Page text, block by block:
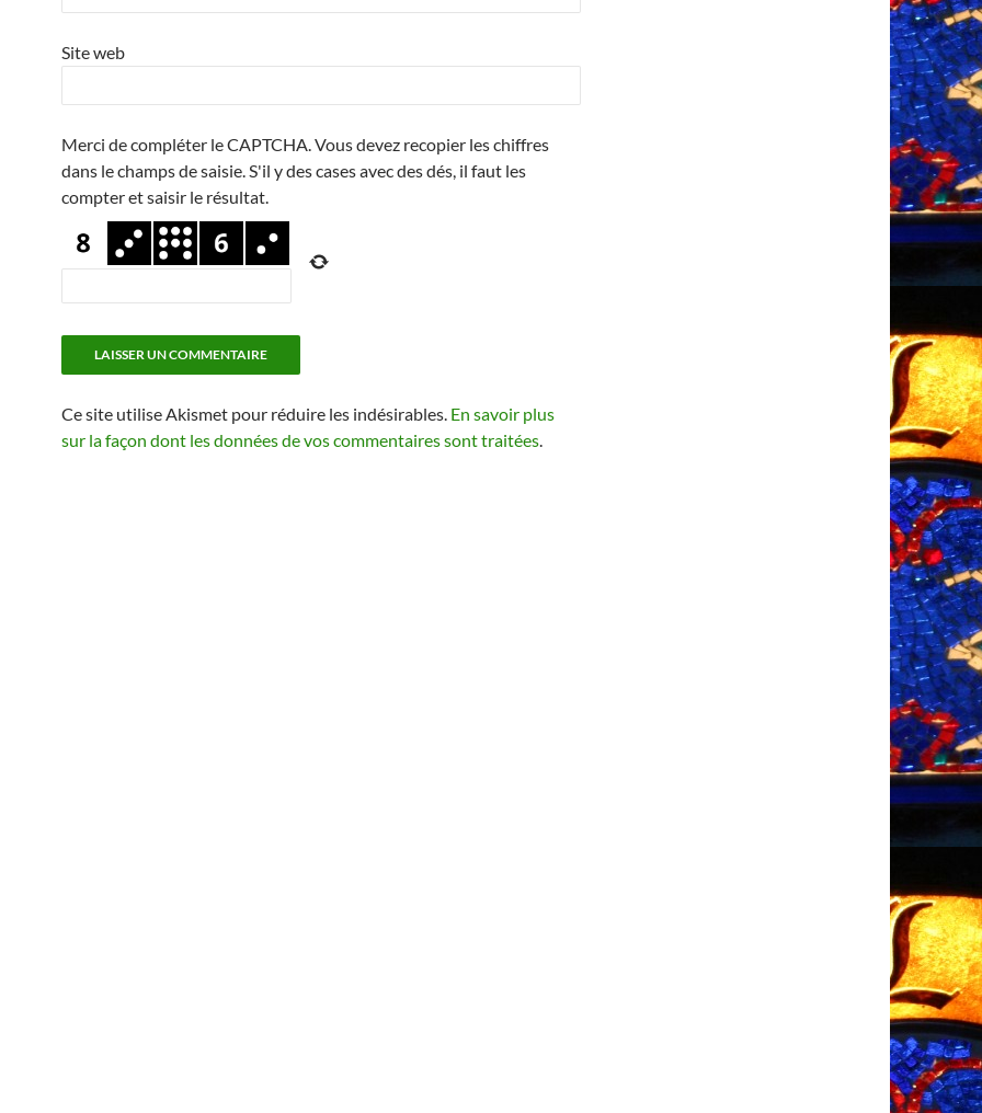
Site web
Merci de compléter le CAPTCHA. Vous devez recopier les chiffres
dans le champs de saisie. S'il y des cases avec des dés, il faut les
compter et saisir le résultat.
Ce site utilise Akismet pour réduire les indésirables. En savoir plus
sur la façon dont les données de vos commentaires sont traitées